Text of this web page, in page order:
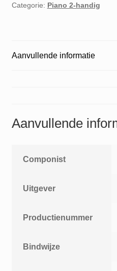
Categorie: Piano 2-handig
Aanvullende informatie
Aanvullende
Componist
Uitgever
Productienummer
Bindwijze